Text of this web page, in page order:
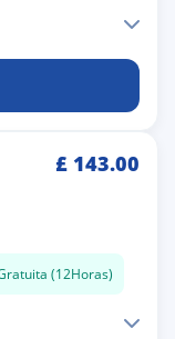
£ 143.00
(12Horas)